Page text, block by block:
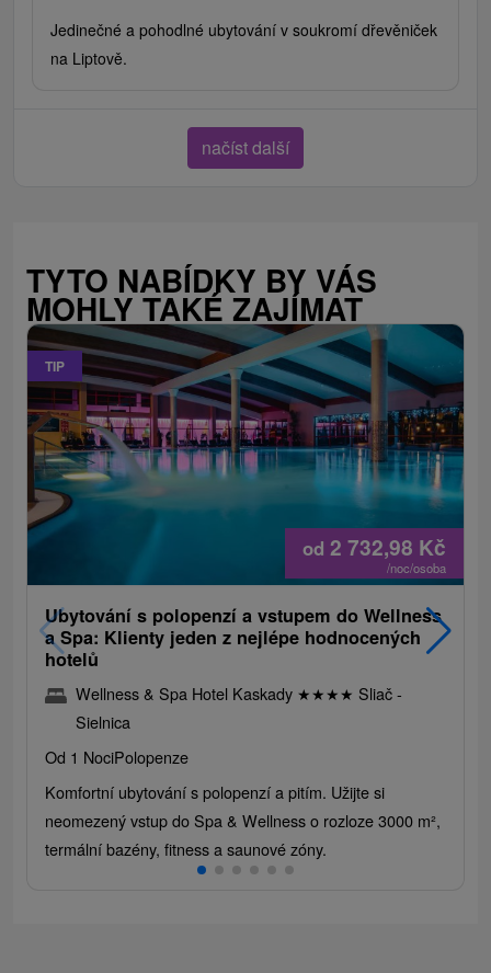
Jedinečné a pohodlné ubytování v soukromí dřevěniček
na Liptově.
načíst další
TYTO NABÍDKY BY VÁS
MOHLY TAKÉ ZAJÍMAT
TIP
od 2 732,98 Kč
/noc/osoba
Ubytování s polopenzí a vstupem do Wellness
a Spa: Klienty jeden z nejlépe hodnocených
hotelů
Wellness & Spa Hotel Kaskady ★★★★ Sliač -
Sielnica
Od 1 NociPolopenze
Komfortní ubytování s polopenzí a pitím. Užijte si
neomezený vstup do Spa & Wellness o rozloze 3000 m²,
termální bazény, fitness a saunové zóny.